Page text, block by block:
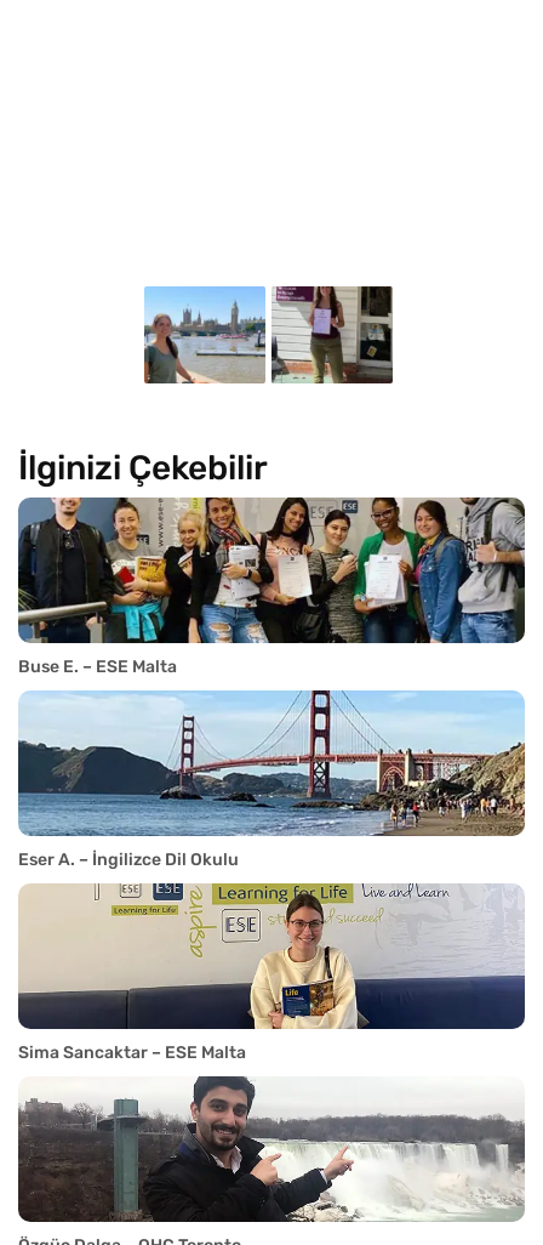
İlginizi Çekebilir
Buse E. – ESE Malta
Eser A. – İngilizce Dil Okulu
Sima Sancaktar – ESE Malta